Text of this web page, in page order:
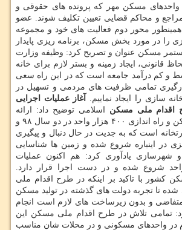
واحدهای مسكن مهر كه پرونده های حقوقی و
مراجع و محاكم قضایی تعیین تكلیف شوند. عضو
همینطور محور دوم فعالیت های خود و مجموعه
را در مورد بخش مسكن، برنامه ریزی پایدار
مسكن عنوان و تصریح كرد: وظیفه وزارت
قانونی، ایجاد زمینه و بستر لازم برای خانه
و كم درآمد جامعه است كه در این راه سعی
تمامی ظرفیت های مردمی و تسهیل در
سازی را ایجاد نماییم.
آغاز عملیات اجرایی
اسلامی توضیح داد: ارائه
طرح اقدام ملی مسكن و راه اندازی ۴۰۰ هزار واحد در دو سال ۹۸ و
است كه به جدیت در حال دنبال و پیگیری
در اینباره شروع شده و زمین ها شناسایی
شهرسازی یادآوری كرد: هم اكنون عملیات
هزار واحد شروع شده و در دست اجرا قرار دارد.
كشور با تاكید بر اینكه در طرح اقدام ملی
تا تجربه دولت های گذشته در تولید مسكن
و بدون زیرساخت های لازم است انجام
تمامی تلاش در طرح اقدام ملی مسكن این
در واحدهای مسكونی و در محلات شان مناسب